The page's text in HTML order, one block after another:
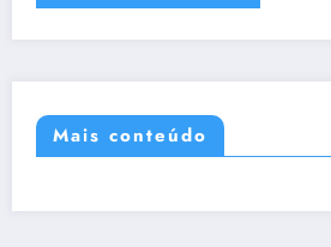
Mais conteúdo